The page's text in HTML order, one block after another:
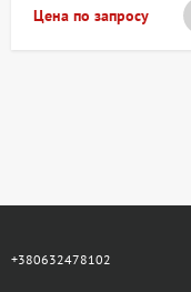
Цена по запросу
+380632478102